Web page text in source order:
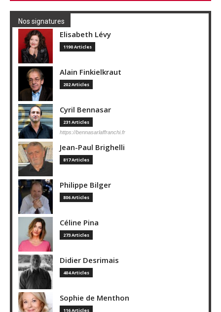
Nos signatures
Elisabeth Lévy
1190 Articles
Alain Finkielkraut
202 Articles
Cyril Bennasar
231 Articles
https://bennasarlaffranchi.fr
Jean-Paul Brighelli
817 Articles
Philippe Bilger
806 Articles
Céline Pina
273 Articles
Didier Desrimais
404 Articles
Sophie de Menthon
116 Articles